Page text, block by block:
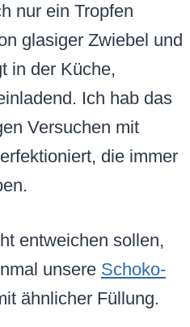
nur ein Tropfen
glasiger Zwiebel und
in der Küche,
Ich hab das
Versuchen mit
die immer
entweichen sollen,
unsere Schoko-
ähnlicher Füllung.